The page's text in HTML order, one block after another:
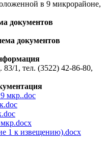
в 9 микрорайоне,
документов
документов
1, тел. (3522) 42-86-80,
мкр..doc
1 к извещению).docx